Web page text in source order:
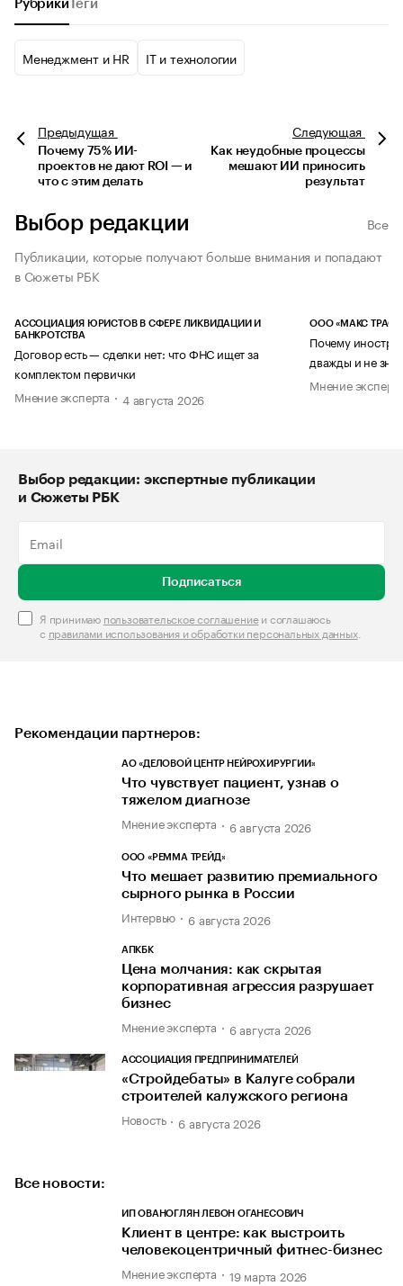
Рубрики Теги
Менеджмент и HR IT и технологии
Предыдущая
Почему 75% ИИ-
проектов не дают ROI — и
что с этим делать
Следующая
Как неудобные процессы
мешают ИИ приносить
результат
Выбор редакции
Все
Публикации, которые получают больше внимания и попадают
в Сюжеты РБК
АССОЦИАЦИЯ ЮРИСТОВ В СФЕРЕ ЛИКВИДАЦИИ И
БАНКРОТСТВА
Договор есть — сделки нет: что ФНС ищет за
комплектом первички
Мнение эксперта
4 августа 2026
ООО «МАКС ТРАСТ»
Почему
дважды и не
Мнение
Выбор редакции: экспертные публикации
и Сюжеты РБК
Подписаться
Я принимаю пользовательское соглашениеи соглашаюсь
с правилами использования и обработки персональных данных.
Рекомендации партнеров:
АО «ДЕЛОВОЙ ЦЕНТР НЕЙРОХИРУРГИИ»
Что чувствует пациент, узнав о
тяжелом диагнозе
Мнение эксперта 6 августа 2026
ООО «РЕММА ТРЕЙД»
Что мешает развитию премиального
сырного рынка в России
Интервью 6 августа 2026
АПКБК
Цена молчания: как скрытая
корпоративная агрессия разрушает
бизнес
Мнение эксперта 6 августа 2026
АССОЦИАЦИЯ ПРЕДПРИНИМАТЕЛЕЙ
«Стройдебаты» в Калуге собрали
строителей калужского региона
Новость 6 августа 2026
Все новости:
ИП ОВАНОГЛЯН ЛЕВОН ОГАНЕСОВИЧ
Клиент в центре: как выстроить
человекоцентричный фитнес-бизнес
Мнение эксперта 19 марта 2026